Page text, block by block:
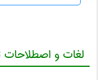
لغات و